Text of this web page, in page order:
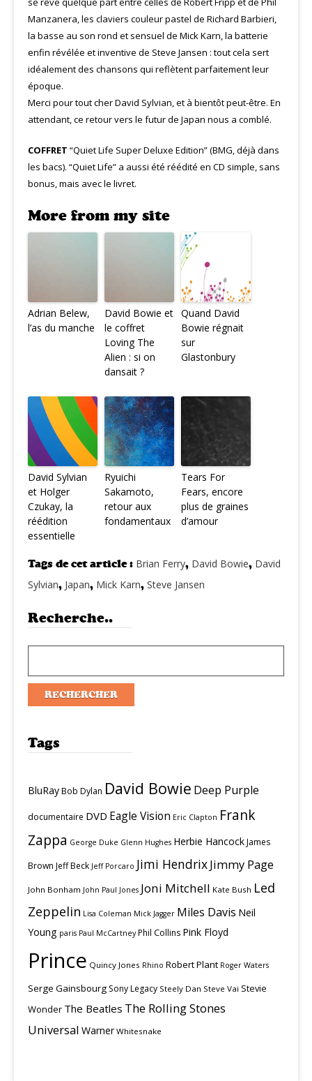
Manzanera, les claviers couleur pastel de Richard Barbieri,
la basse au son rond et sensuel de Mick Karn, la batterie
enfin révélée et inventive de Steve Jansen : tout cela sert
idéalement des chansons qui reflètent parfaitement leur
époque.
Merci pour tout cher David Sylvian, et à bientôt peut-être. En
attendant, ce retour vers le futur de Japan nous a comblé.
COFFRET “Quiet Life Super Deluxe Edition” (BMG, déjà dans
les bacs). “Quiet Life” a aussi été réédité en CD simple, sans
bonus, mais avec le livret.
More from my site
Adrian Belew,
l’as du manche
David Bowie et
le coffret
Loving The
Alien : si on
dansait ?
Quand David
Bowie régnait
sur
Glastonbury
David Sylvian
et Holger
Czukay, la
réédition
essentielle
Ryuichi
Sakamoto,
retour aux
fondamentaux
Tears For
Fears, encore
plus de graines
d’amour
Tags de cet article : Brian Ferry, David Bowie, David
Sylvian, Japan, Mick Karn, Steve Jansen
Recherche..
Tags
BluRayBob Dylan David Bowie Deep Purple
documentaire DVD Eagle Vision Eric Clapton Frank
Zappa George Duke Glenn Hughes Herbie HancockJames
Brown Jeff Beck Jeff Porcaro Jimi HendrixJimmy Page
John Bonham John Paul Jones Joni Mitchell Kate Bush Led
Zeppelin Lisa Coleman Mick Jagger Miles Davis Neil
Young paris Paul McCartney Phil Collins Pink Floyd
Prince Quincy Jones Rhino Robert Plant Roger Waters
Serge Gainsbourg Sony Legacy Steely Dan Steve Vai Stevie
Wonder The Beatles The Rolling Stones
Universal Warner Whitesnake